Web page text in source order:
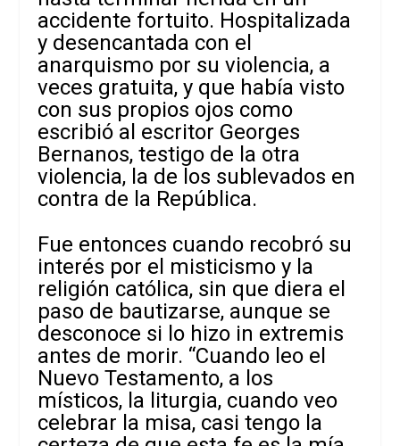
accidente fortuito. Hospitalizada
y desencantada con el
anarquismo por su violencia, a
veces gratuita, y que había visto
con sus propios ojos como
escribió al escritor Georges
Bernanos, testigo de la otra
violencia, la de los sublevados en
contra de la República.
Fue entonces cuando recobró su
interés por el misticismo y la
religión católica, sin que diera el
paso de bautizarse, aunque se
desconoce si lo hizo in extremis
antes de morir. “Cuando leo el
Nuevo Testamento, a los
místicos, la liturgia, cuando veo
celebrar la misa, casi tengo la